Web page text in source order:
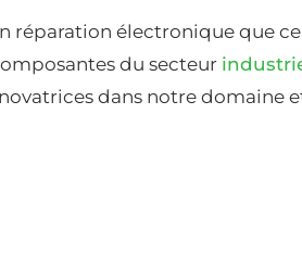
réparation électronique que
du secteur
dans notre domaine